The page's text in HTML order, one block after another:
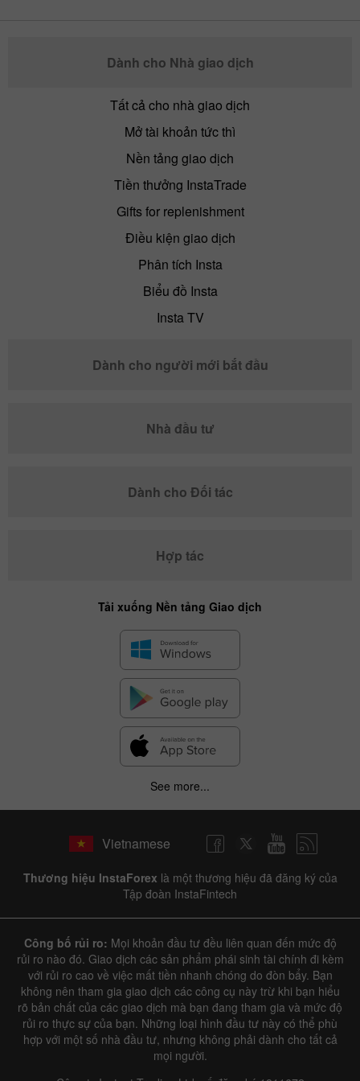
Dành cho Nhà giao dịch
Tất cả cho nhà giao dịch
Mở tài khoản tức thì
Nền tảng giao dịch
Tiền thưởng InstaTrade
Gifts for replenishment
Điều kiện giao dịch
Phân tích Insta
Biểu đồ Insta
Insta TV
Dành cho người mới bắt đầu
Nhà đầu tư
Dành cho Đối tác
Hợp tác
Tải xuống Nền tảng Giao dịch
See more...
Vietnamese
Thương hiệu InstaForex là một thương hiệu đã đăng ký của
Tập đoàn InstaFintech
Công bố rủi ro: Mọi khoản đầu tư đều liên quan đến mức độ
rủi ro nào đó. Giao dịch các sản phẩm phái sinh tài chính đi kèm
với rủi ro cao về việc mất tiền nhanh chóng do đòn bẩy. Bạn
không nên tham gia giao dịch các công cụ này trừ khi bạn hiểu
rõ bản chất của các giao dịch mà bạn đang tham gia và mức độ
rủi ro thực sự của bạn. Những loại hình đầu tư này có thể phù
hợp với một số nhà đầu tư, nhưng không phải dành cho tất cả
mọi người.